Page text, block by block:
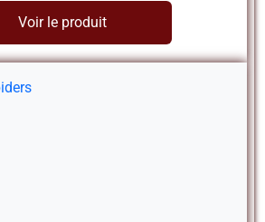
Voir le produit